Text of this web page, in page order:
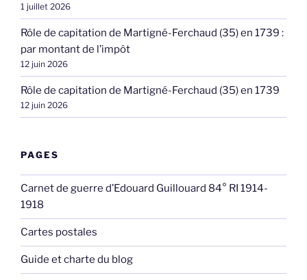
1 juillet 2026
Rôle de capitation de Martigné-Ferchaud (35) en 1739 :
par montant de l’impôt
12 juin 2026
Rôle de capitation de Martigné-Ferchaud (35) en 1739
12 juin 2026
PAGES
Carnet de guerre d’Edouard Guillouard 84° RI 1914-
1918
Cartes postales
Guide et charte du blog